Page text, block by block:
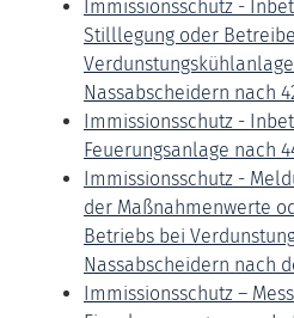
Immissionsschutz -
Stilllegung oder
Nassabscheidern nach
Immissionsschutz -
Feuerungsanlage nach
Immissionsschutz -
der Maßnahmenwerte
Betriebs bei
Nassabscheidern nach
Immissionsschutz –